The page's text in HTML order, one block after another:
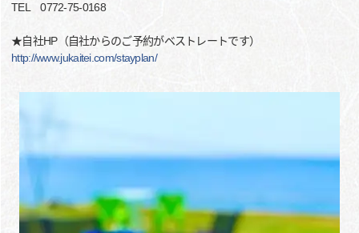
TEL 0772-75-0168
★自社HP（自社からのご予約がベストレートです）
http://www.jukaitei.com/stayplan/